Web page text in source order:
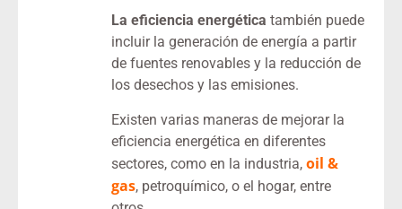
La eficiencia energética también puede
incluir la generación de energía a partir
de fuentes renovables y la reducción de
los desechos y las emisiones.
Existen varias maneras de mejorar la
eficiencia energética en diferentes
sectores, como en la industria,oil &
gas, petroquímico, o el hogar, entre